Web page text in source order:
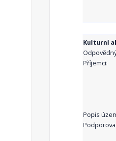
Kulturní
Příjemci:
Popis